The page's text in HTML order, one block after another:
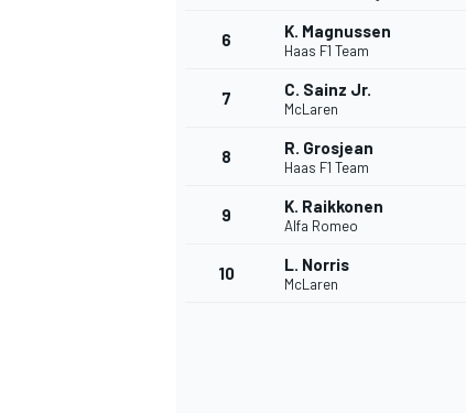
6 K. Magnussen
Haas F1 Team
7 C. Sainz Jr.
McLaren
8 R. Grosjean
Haas F1 Team
9 K. Raikkonen
Alfa Romeo
10 L. Norris
McLaren